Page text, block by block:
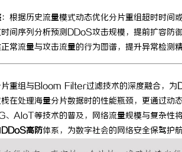
：根据历史流量模式动态优化分片重组超时时
时间序列分析预测DDoS攻击规模，提前扩容防
正常流量与攻击流量的行为图谱，提升异常检测
片重组与Bloom Filter过滤技术的深度融合，为
在处理海量分片数据时的性能瓶颈，更通过
、AIoT等技术的普及，网络流量规模与复杂性
DDoS高防体系，为数字社会的网络安全保驾护